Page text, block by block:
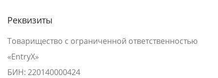
Реквизиты
Товарищество с ограниченной ответственностью
«EntryX»
БИН: 220140000424